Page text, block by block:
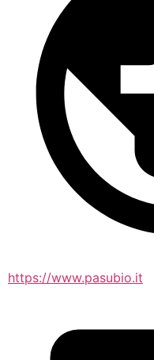
https://www.pasubio.it